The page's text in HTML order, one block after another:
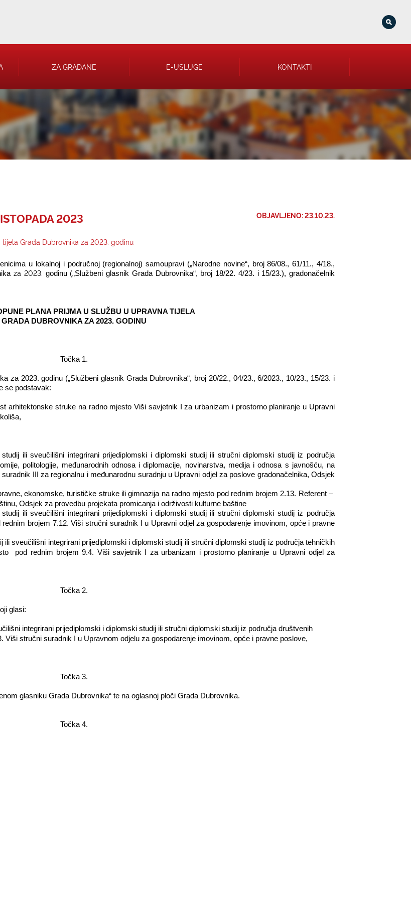
ZA GRAĐANE E-USLUGE KONTAKTI
2023 OBJAVLJENO: 23.10.23.
Grada Dubrovnika za 2023. godinu
u lokalnoj i područnoj (regionalnoj) samoupravi („Narodne novine“, broj 86/08., 61/11., 4/18.,
za 2023. godinu („Službeni glasnik Grada Dubrovnika“, broj 18/22. 4/23. i 15/23.), gradonačelnik
PLANA PRIJMA U SLUŽBU U UPRAVNA TIJELA
GRADA DUBROVNIKA ZA 2023. GODINU
Točka 1.
za 2023. godinu („Službeni glasnik Grada Dubrovnika“, broj 20/22., 04/23., 6/2023., 10/23., 15/23. i
se podstavak:
arhitektonske struke na radno mjesto Viši savjetnik I za urbanizam i prostorno planiranje u Upravni
ili sveučilišni integrirani prijediplomski i diplomski studij ili stručni diplomski studij iz područja
politologije, međunarodnih odnosa i diplomacije, novinarstva, medija i odnosa s javnošću, na
III za regionalnu i međunarodnu suradnju u Upravni odjel za poslove gradonačelnika, Odsjek
ekonomske, turističke struke ili gimnazija na radno mjesto pod rednim brojem 2.13. Referent –
Odsjek za provedbu projekata promicanja i održivosti kulturne baštine
ili sveučilišni integrirani prijediplomski i diplomski studij ili stručni diplomski studij iz područja
brojem 7.12. Viši stručni suradnik I u Upravni odjel za gospodarenje imovinom, opće i pravne
sveučilišni integrirani prijediplomski i diplomski studij ili stručni diplomski studij iz područja tehničkih
pod rednim brojem 9.4. Viši savjetnik I za urbanizam i prostorno planiranje u Upravni odjel za
Točka 2.
glasi:
integrirani prijediplomski i diplomski studij ili stručni diplomski studij iz područja društvenih
Viši stručni suradnik I u Upravnom odjelu za gospodarenje imovinom, opće i pravne poslove,
Točka 3.
glasniku Grada Dubrovnika“ te na oglasnoj ploči Grada Dubrovnika.
Točka 4.